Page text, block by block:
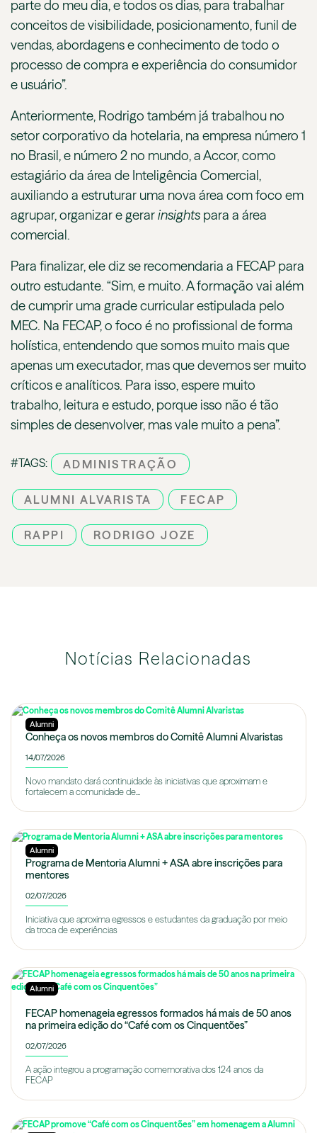
parte do meu dia, e todos os dias, para trabalhar
conceitos de visibilidade, posicionamento, funil de
vendas, abordagens e conhecimento de todo o
processo de compra e experiência do consumidor
e usuário”.
Anteriormente, Rodrigo também já trabalhou no
setor corporativo da hotelaria, na empresa número 1
no Brasil, e número 2 no mundo, a Accor, como
estagiário da área de Inteligência Comercial,
auxiliando a estruturar uma nova área com foco em
agrupar, organizar e gerarinsights para a área
comercial.
Para finalizar, ele diz se recomendaria a FECAP para
outro estudante. “Sim, e muito. A formação vai além
de cumprir uma grade curricular estipulada pelo
MEC. Na FECAP, o foco é no profissional de forma
holística, entendendo que somos muito mais que
apenas um executador, mas que devemos ser muito
críticos e analíticos. Para isso, espere muito
trabalho, leitura e estudo, porque isso não é tão
simples de desenvolver, mas vale muito a pena”.
#TAGS: ADMINISTRAÇÃO
ALUMNI ALVARISTA FECAP
RAPPI RODRIGO JOZE
Notícias Relacionadas
Alumni
Conheça os novos membros do Comitê Alumni Alvaristas
14/07/2026
Novo mandato dará continuidade às iniciativas que aproximam e
fortalecem a comunidade de...
Alumni
Programa de Mentoria Alumni + ASA abre inscrições para
mentores
02/07/2026
Iniciativa que aproxima egressos e estudantes da graduação por meio
da troca de experiências
Alumni
FECAP homenageia egressos formados há mais de 50 anos
na primeira edição do “Café com os Cinquentões”
02/07/2026
A ação integrou a programação comemorativa dos 124 anos da
FECAP